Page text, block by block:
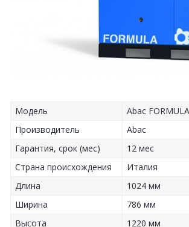
Модель
Abac
Производитель
Abac
Гарантия, срок (мес)
12 мес
Страна происхождения
Италия
Длина
1024 мм
Ширина
786 мм
Высота
1220 мм